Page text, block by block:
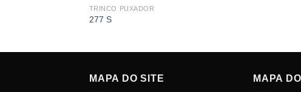
TRINCO PUXADOR
277 S
MAPA DO SITE MAPA